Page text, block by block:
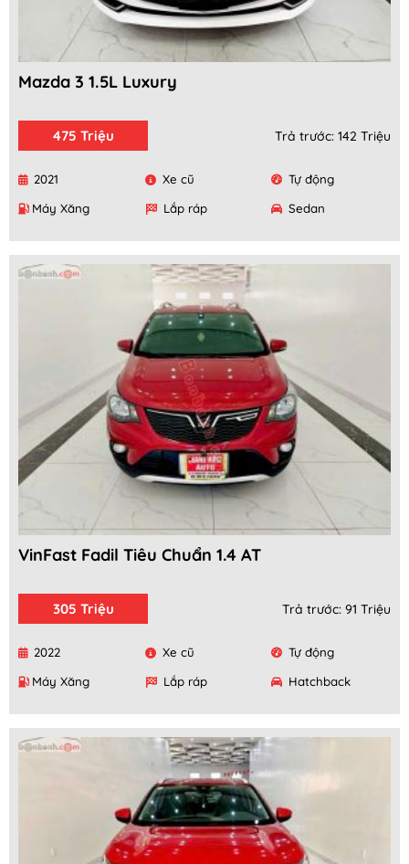
Mazda 3 1.5L Luxury
475 Triệu Trả trước: 142 Triệu
2021 Xe cũ
Tự động
Máy Xăng
Lắp ráp Sedan
VinFast Fadil Tiêu Chuẩn 1.4 AT
305 Triệu Trả trước: 91 Triệu
2022 Xe cũ
Tự động
Máy Xăng
Lắp ráp Hatchback